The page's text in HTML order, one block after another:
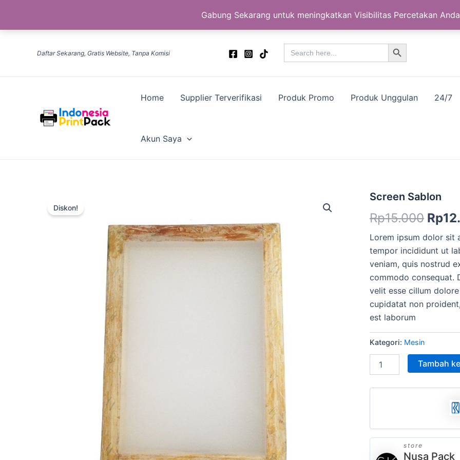
Gabung Sekarang untuk meningkatkan Visibilitas Percetakan
Daftar Sekarang, Gratis Website, Tanpa Komisi
Search
for:
Search Button
Home Supplier Terverifikasi Produk Promo Produk Unggulan 24/7
Akun Saya
Diskon!
Screen Sablon
Rp15.000
Harga
Rp
Lorem ipsum dolor sit
tempor incididunt ut
veniam, quis nostrud
commodo consequat.
velit esse cillum
cupidatat non
est laborum
Kategori: Mesin
Kuantitas
Sablon
Tambah
store
Nusa Pack